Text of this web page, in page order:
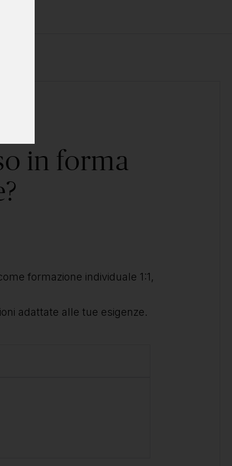
in forma
formazione individuale 1:1,
adattate alle tue esigenze.